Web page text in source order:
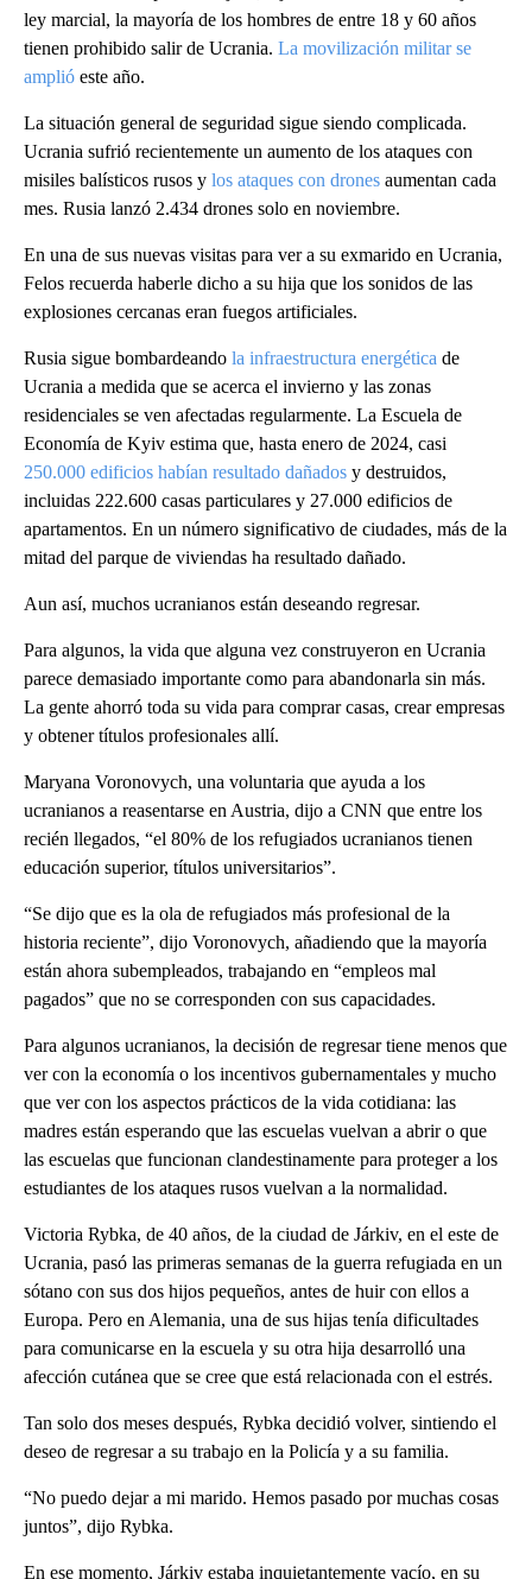
ley marcial, la mayoría de los hombres de entre 18 y 60 años
tienen prohibido salir de Ucrania. La movilización militar se
amplió este año.
La situación general de seguridad sigue siendo complicada.
Ucrania sufrió recientemente un aumento de los ataques con
misiles balísticos rusos y los ataques con drones aumentan cada
mes. Rusia lanzó 2.434 drones solo en noviembre.
En una de sus nuevas visitas para ver a su exmarido en Ucrania,
Felos recuerda haberle dicho a su hija que los sonidos de las
explosiones cercanas eran fuegos artificiales.
Rusia sigue bombardeando la infraestructura energética de
Ucrania a medida que se acerca el invierno y las zonas
residenciales se ven afectadas regularmente. La Escuela de
Economía de Kyiv estima que, hasta enero de 2024, casi
250.000 edificios habían resultado dañados y destruidos,
incluidas 222.600 casas particulares y 27.000 edificios de
apartamentos. En un número significativo de ciudades, más de la
mitad del parque de viviendas ha resultado dañado.
Aun así, muchos ucranianos están deseando regresar.
Para algunos, la vida que alguna vez construyeron en Ucrania
parece demasiado importante como para abandonarla sin más.
La gente ahorró toda su vida para comprar casas, crear empresas
y obtener títulos profesionales allí.
Maryana Voronovych, una voluntaria que ayuda a los
ucranianos a reasentarse en Austria, dijo a CNN que entre los
recién llegados, “el 80% de los refugiados ucranianos tienen
educación superior, títulos universitarios”.
“Se dijo que es la ola de refugiados más profesional de la
historia reciente”, dijo Voronovych, añadiendo que la mayoría
están ahora subempleados, trabajando en “empleos mal
pagados” que no se corresponden con sus capacidades.
Para algunos ucranianos, la decisión de regresar tiene menos que
ver con la economía o los incentivos gubernamentales y mucho
que ver con los aspectos prácticos de la vida cotidiana: las
madres están esperando que las escuelas vuelvan a abrir o que
las escuelas que funcionan clandestinamente para proteger a los
estudiantes de los ataques rusos vuelvan a la normalidad.
Victoria Rybka, de 40 años, de la ciudad de Járkiv, en el este de
Ucrania, pasó las primeras semanas de la guerra refugiada en un
sótano con sus dos hijos pequeños, antes de huir con ellos a
Europa. Pero en Alemania, una de sus hijas tenía dificultades
para comunicarse en la escuela y su otra hija desarrolló una
afección cutánea que se cree que está relacionada con el estrés.
Tan solo dos meses después, Rybka decidió volver, sintiendo el
deseo de regresar a su trabajo en la Policía y a su familia.
“No puedo dejar a mi marido. Hemos pasado por muchas cosas
juntos”, dijo Rybka.
En ese momento, Járkiv estaba inquietantemente vacío, en su